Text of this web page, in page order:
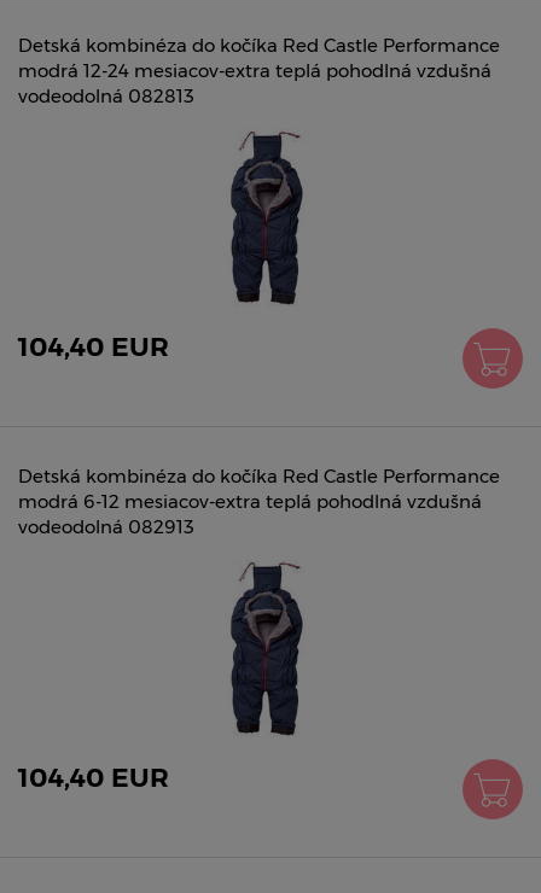
Detská kombinéza do kočíka Red Castle Performance
modrá 12-24 mesiacov-extra teplá pohodlná vzdušná
vodeodolná 082813
104,40 EUR
Detská kombinéza do kočíka Red Castle Performance
modrá 6-12 mesiacov-extra teplá pohodlná vzdušná
vodeodolná 082913
104,40 EUR